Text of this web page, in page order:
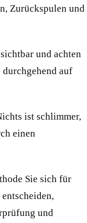
Zurückspulen und
und achten
auf
ist schlimmer,
einen
Sie sich für
und